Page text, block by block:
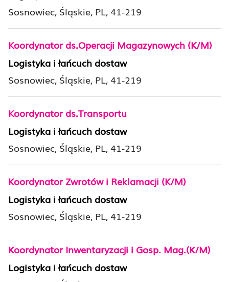
Sosnowiec, Śląskie, PL, 41-219
Koordynator ds.Operacji Magazynowych (K/M)
Logistyka i łańcuch dostaw
Sosnowiec, Śląskie, PL, 41-219
Koordynator ds.Transportu
Logistyka i łańcuch dostaw
Sosnowiec, Śląskie, PL, 41-219
Koordynator Zwrotów i Reklamacji (K/M)
Logistyka i łańcuch dostaw
Sosnowiec, Śląskie, PL, 41-219
Koordynator Inwentaryzacji i Gosp. Mag.(K/M)
Logistyka i łańcuch dostaw